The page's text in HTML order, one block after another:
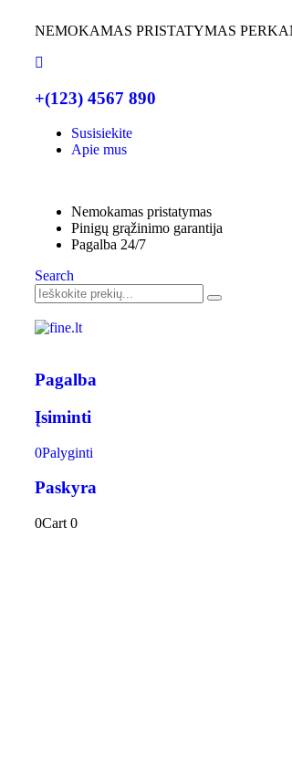
NEMOKAMAS PRISTATYMAS
+(123) 4567 890
Susisiekite
Apie mus
Nemokamas pristatymas
Pinigų grąžinimo garantija
Pagalba 24/7
Search
Pagalba
Įsiminti
0Palyginti
Paskyra
0Cart 0